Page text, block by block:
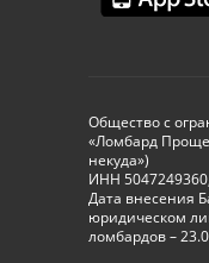
Общество с
«Ломбард
некуда»)
ИНН
Дата внесения
юридическом
ломбардов –